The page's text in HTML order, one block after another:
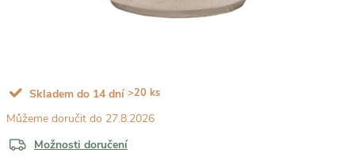
Skladem do 14 dní >20 ks
27.8.2026
Možnosti doručení